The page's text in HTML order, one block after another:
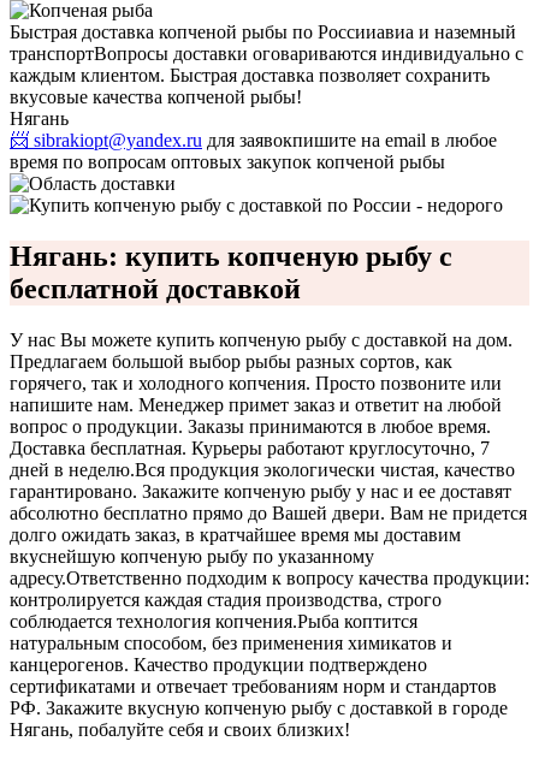
Быстрая доставка копченой рыбы по Россииавиа и наземный
транспортВопросы доставки оговариваются индивидуально с
каждым клиентом. Быстрая доставка позволяет сохранить
вкусовые качества копченой рыбы!
Нягань
📨 sibrakiopt@yandex.ru для заявокпишите на email в любое
время по вопросам оптовых закупок копченой рыбы
Нягань: купить копченую рыбу с
бесплатной доставкой
У нас Вы можете купить копченую рыбу с доставкой на дом.
Предлагаем большой выбор рыбы разных сортов, как
горячего, так и холодного копчения. Просто позвоните или
напишите нам. Менеджер примет заказ и ответит на любой
вопрос о продукции. Заказы принимаются в любое время.
Доставка бесплатная. Курьеры работают круглосуточно, 7
дней в неделю.Вся продукция экологически чистая, качество
гарантировано. Закажите копченую рыбу у нас и ее доставят
абсолютно бесплатно прямо до Вашей двери. Вам не придется
долго ожидать заказ, в кратчайшее время мы доставим
вкуснейшую копченую рыбу по указанному
адресу.Ответственно подходим к вопросу качества продукции:
контролируется каждая стадия производства, строго
соблюдается технология копчения.Рыба коптится
натуральным способом, без применения химикатов и
канцерогенов. Качество продукции подтверждено
сертификатами и отвечает требованиям норм и стандартов
РФ. Закажите вкусную копченую рыбу с доставкой в городе
Нягань, побалуйте себя и своих близких!